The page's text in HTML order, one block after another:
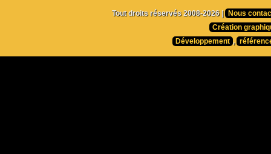
Tout droits réservés 2008-2026 |
Nous
Création
Développement ,